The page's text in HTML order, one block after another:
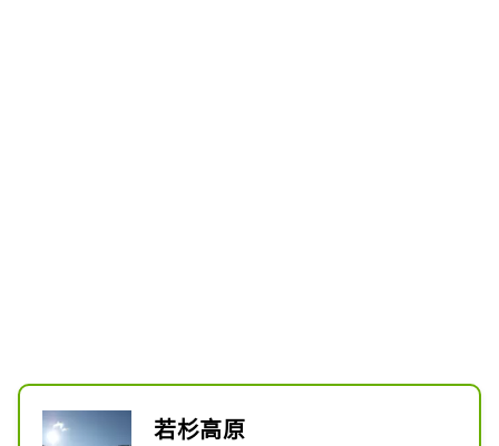
若杉高原